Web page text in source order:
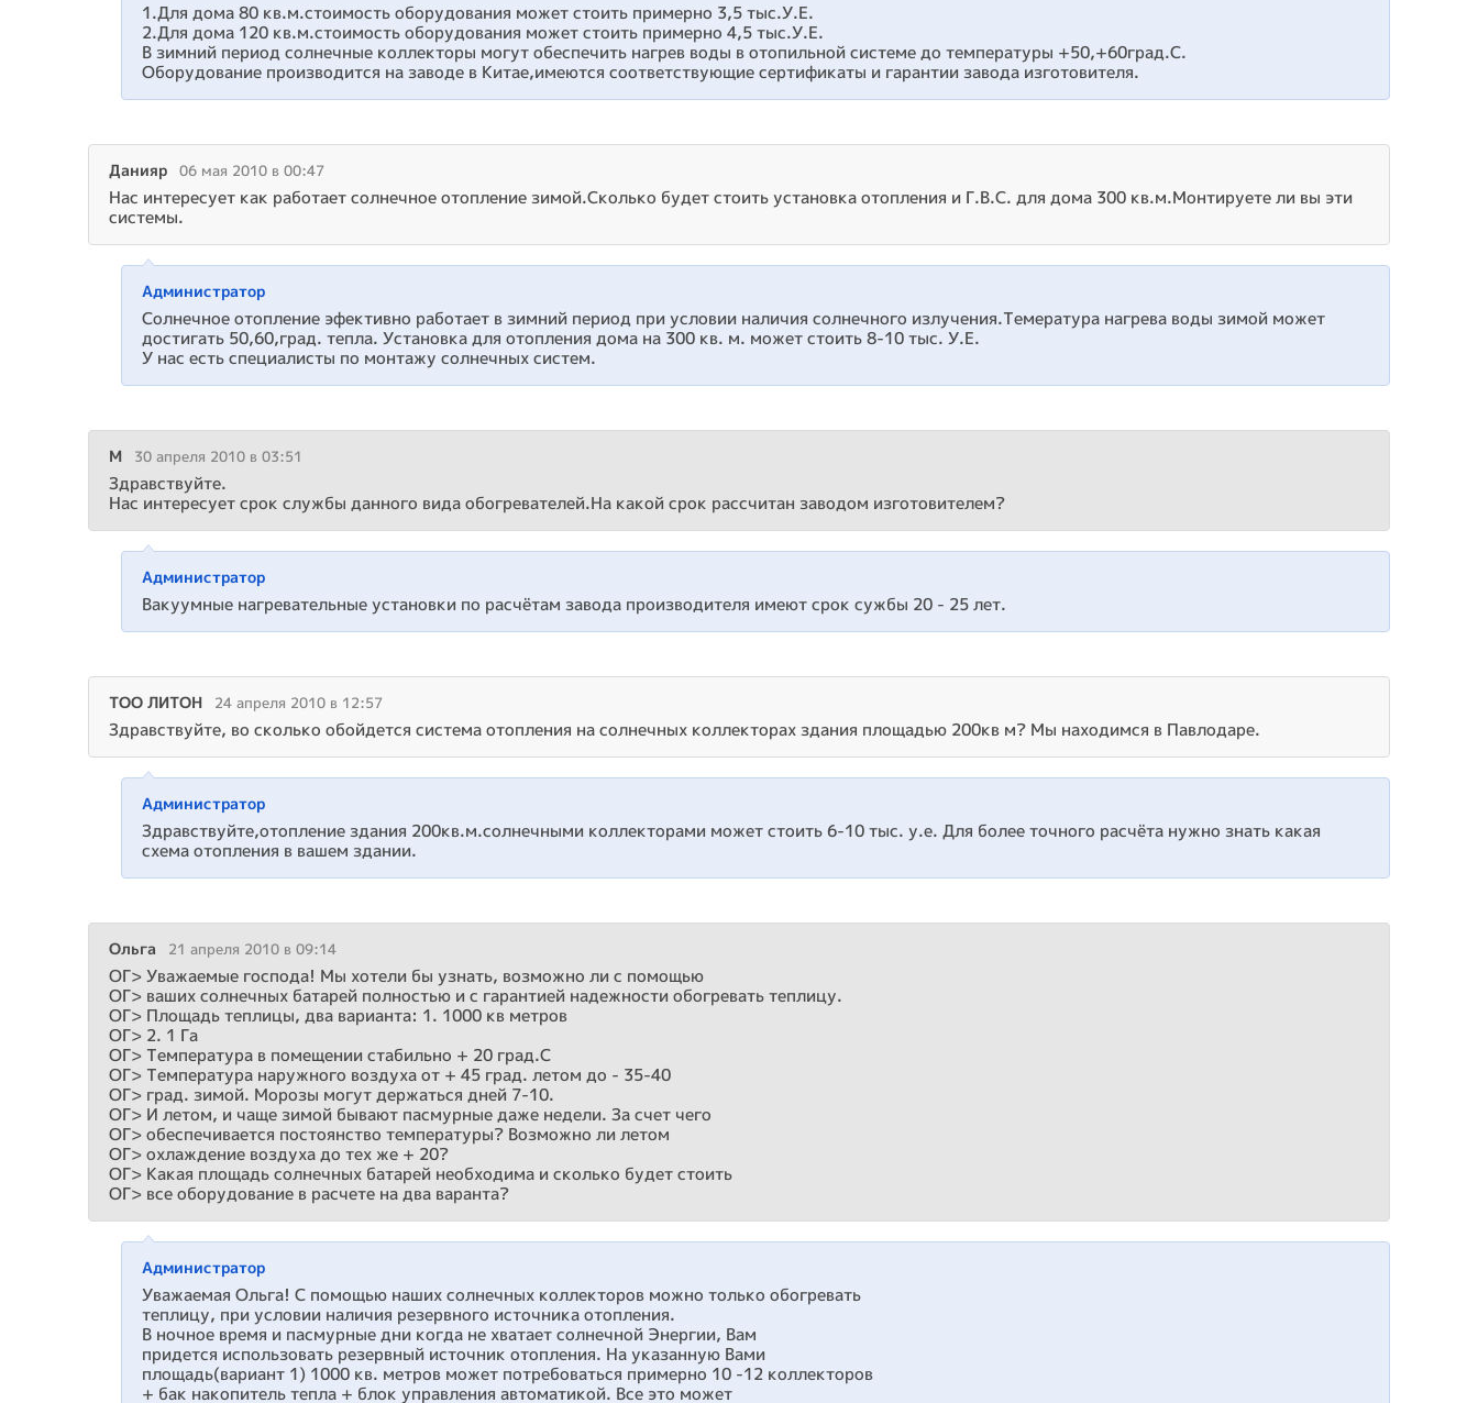
1.Для дома 80 кв.м.стоимость оборудования может стоить примерно 3,5 тыс.У.Е.
2.Для дома 120 кв.м.стоимость оборудования может стоить примерно 4,5 тыс.У.Е.
В зимний период солнечные коллекторы могут обеспечить нагрев воды в отопильной системе до температуры +50,+60град.С.
Оборудование производится на заводе в Китае,имеются соответствующие сертификаты и гарантии завода изготовителя.
Данияр 06 мая 2010 в 00:47
Нас интересует как работает солнечное отопление зимой.Сколько будет стоить установка отопления и Г.В.С. для дома 300 кв.м.Монтируете ли вы эти
системы.
Администратор
Солнечное отопление эфективно работает в зимний период при условии наличия солнечного излучения.Темература нагрева воды зимой может
достигать 50,60,град. тепла. Установка для отопления дома на 300 кв. м. может стоить 8-10 тыс. У.Е.
У нас есть специалисты по монтажу солнечных систем.
M 30 апреля 2010 в 03:51
Здравствуйте.
Нас интересует срок службы данного вида обогревателей.На какой срок рассчитан заводом изготовителем?
Администратор
Вакуумные нагревательные установки по расчётам завода производителя имеют срок сужбы 20 - 25 лет.
ТОО ЛИТОН 24 апреля 2010 в 12:57
Здравствуйте, во сколько обойдется система отопления на солнечных коллекторах здания площадью 200кв м? Мы находимся в Павлодаре.
Администратор
Здравствуйте,отопление здания 200кв.м.солнечными коллекторами может стоить 6-10 тыс. у.е. Для более точного расчёта нужно знать какая
схема отопления в вашем здании.
Ольга 21 апреля 2010 в 09:14
ОГ> Уважаемые господа! Мы хотели бы узнать, возможно ли с помощью
ОГ> ваших солнечных батарей полностью и с гарантией надежности обогревать теплицу.
ОГ> Площадь теплицы, два варианта: 1. 1000 кв метров
ОГ> 2. 1 Га
ОГ> Температура в помещении стабильно + 20 град.С
ОГ> Температура наружного воздуха от + 45 град. летом до - 35-40
ОГ> град. зимой. Морозы могут держаться дней 7-10.
ОГ> И летом, и чаще зимой бывают пасмурные даже недели. За счет чего
ОГ> обеспечивается постоянство температуры? Возможно ли летом
ОГ> охлаждение воздуха до тех же + 20?
ОГ> Какая площадь солнечных батарей необходима и сколько будет стоить
ОГ> все оборудование в расчете на два варанта?
Администратор
Уважаемая Ольга! С помощью наших солнечных коллекторов можно только обогревать
теплицу, при условии наличия резервного источника отопления.
В ночное время и пасмурные дни когда не хватает солнечной Энергии, Вам
придется использовать резервный источник отопления. На указанную Вами
площадь(вариант 1) 1000 кв. метров может потребоваться примерно 10 -12 коллекторов
+ бак накопитель тепла + блок управления автоматикой. Все это может